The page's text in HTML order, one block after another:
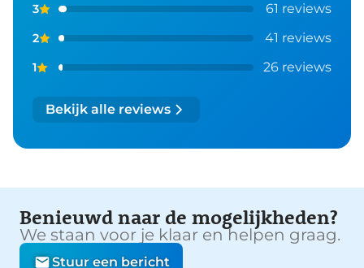
3 61 reviews
2 41 reviews
1 26 reviews
Bekijk alle reviews
Benieuwd naar de mogelijkheden?
We staan voor je klaar en helpen graag.
Stuur een bericht